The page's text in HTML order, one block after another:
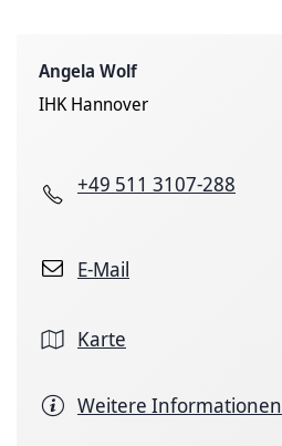
Angela Wolf
IHK Hannover
+49 511 3107-288
E-Mail
Karte
Weitere Informationen